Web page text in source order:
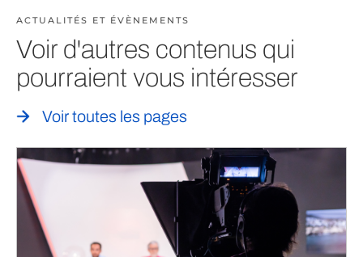
ACTUALITÉS ET ÉVÈNEMENTS
Voir d'autres contenus qui
pourraient vous intéresser
Voir toutes les pages